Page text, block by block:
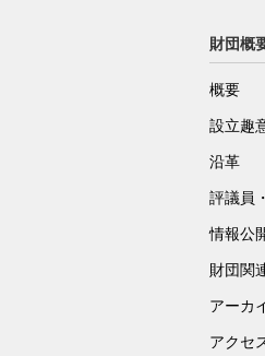
財団概
概要
設立趣
沿革
評議員
情報公
財団関
アーカ
アクセ